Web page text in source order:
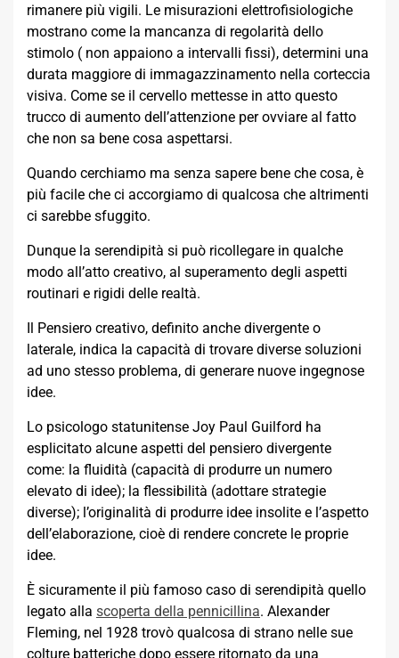
rimanere più vigili. Le misurazioni elettrofisiologiche
mostrano come la mancanza di regolarità dello
stimolo ( non appaiono a intervalli fissi), determini una
durata maggiore di immagazzinamento nella corteccia
visiva. Come se il cervello mettesse in atto questo
trucco di aumento dell’attenzione per ovviare al fatto
che non sa bene cosa aspettarsi.
Quando cerchiamo ma senza sapere bene che cosa, è
più facile che ci accorgiamo di qualcosa che altrimenti
ci sarebbe sfuggito.
Dunque la serendipità si può ricollegare in qualche
modo all’atto creativo, al superamento degli aspetti
routinari e rigidi delle realtà.
Il Pensiero creativo, definito anche divergente o
laterale, indica la capacità di trovare diverse soluzioni
ad uno stesso problema, di generare nuove ingegnose
idee.
Lo psicologo statunitense Joy Paul Guilford ha
esplicitato alcune aspetti del pensiero divergente
come: la fluidità (capacità di produrre un numero
elevato di idee); la flessibilità (adottare strategie
diverse); l’originalità di produrre idee insolite e l’aspetto
dell’elaborazione, cioè di rendere concrete le proprie
idee.
È sicuramente il più famoso caso di serendipità quello
legato alla scoperta della pennicillina. Alexander
Fleming, nel 1928 trovò qualcosa di strano nelle sue
colture batteriche dopo essere ritornato da una